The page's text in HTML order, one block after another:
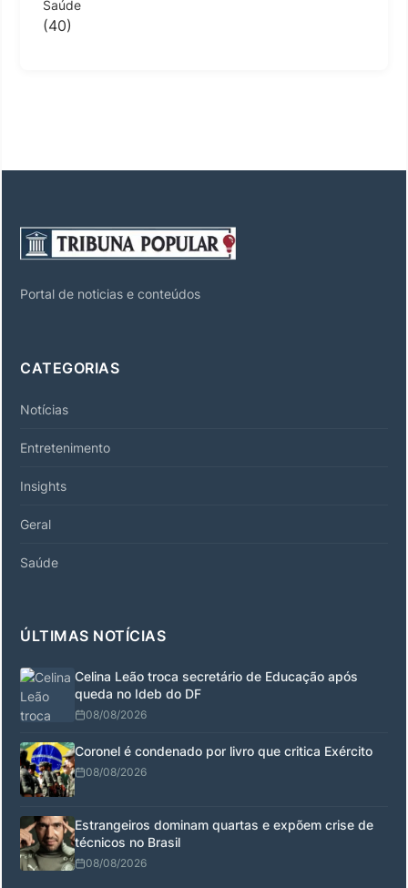
Saúde
(40)
Portal de noticias e conteúdos
CATEGORIAS
Notícias
Entretenimento
Insights
Geral
Saúde
ÚLTIMAS NOTÍCIAS
Celina Leão troca secretário de Educação após
queda no Ideb do DF
08/08/2026
Coronel é condenado por livro que critica Exército
08/08/2026
Estrangeiros dominam quartas e expõem crise de
técnicos no Brasil
08/08/2026